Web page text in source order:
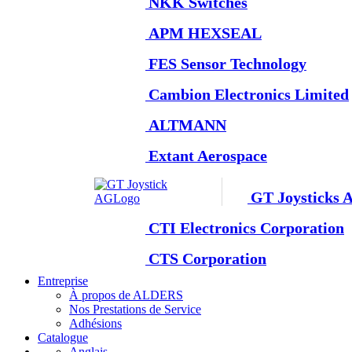
APM HEXSEAL
FES Sensor Technology
Cambion Electronics Limited
ALTMANN
Extant Aerospace
GT Joysticks
CTI Electronics Corporation
CTS Corporation
Entreprise
À propos de ALDERS
Nos Prestations de Service
Adhésions
Catalogue